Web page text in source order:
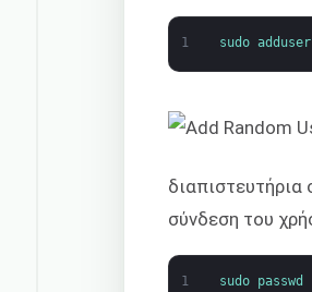
1 sudo adduser
σύνδεση του
1 sudo passwd